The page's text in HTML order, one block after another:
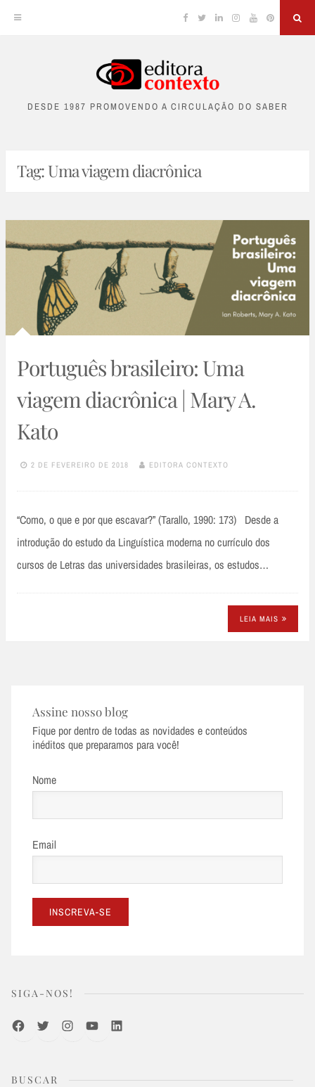
content
Facebook
TwitterLinkedinInstagram
YouTubePinterest
DESDE 1987 PROMOVENDO A CIRCULAÇÃO DO SABER
Tag:Uma viagem diacrônica
Português brasileiro: Uma
viagem diacrônica | Mary A.
Kato
2 DE FEVEREIRO DE 2018 EDITORA CONTEXTO
“Como, o que e por que escavar?” (Tarallo, 1990: 173) Desde a
introdução do estudo da Linguística moderna no currículo dos
cursos de Letras das universidades brasileiras, os estudos…
LEIA MAIS
Assine nosso blog
Fique por dentro de todas as novidades e conteúdos
inéditos que preparamos para você!
Nome
Email
SIGA-NOS!
FacebookTwitterInstagramYoutubeLinkedIn
BUSCAR